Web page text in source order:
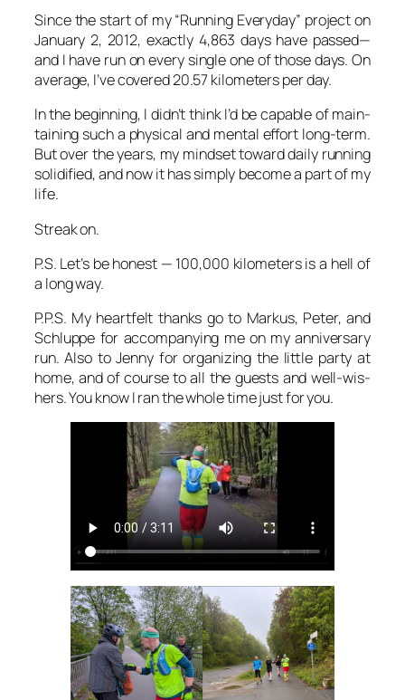
Sin­ce the start of my “Run­ning Ever­y­day” pro­ject on
Janu­ary 2, 2012, exact­ly 4,863 days have passed—
and I have run on every sin­gle one of tho­se days. On
avera­ge, I’ve cover­ed 20.57 kilo­me­ters per day.
In the begin­ning, I didn’t think I’d be capa­ble of main­
tai­ning such a phy­si­cal and men­tal effort long-term.
But over the years, my mind­set toward dai­ly run­ning
soli­di­fied, and now it has sim­ply beco­me a part of my
life.
Streak on.
P.S. Let’s be honest — 100,000 kilo­me­ters is a hell of
a long way.
P.P.S. My heart­felt thanks go to Mar­kus, Peter, and
Schlup­pe for accom­pany­ing me on my anni­ver­sa­ry
run. Also to Jen­ny for orga­ni­zing the litt­le par­ty at
home, and of cour­se to all the guests and well-wis­
hers. You know I ran the who­le time just for you.